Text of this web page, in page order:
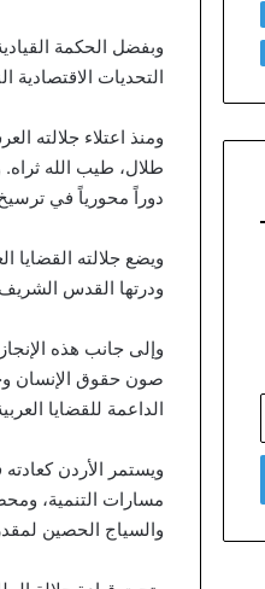
وبفضل الحكمة
التحديات الاقتصادية
طلال، طيب الله ثراه.
دوراً محورياً في ترسيخ
ويضع جلالته القضايا
ودرتها القدس
وإلى جانب هذه
صون حقوق الإنسان
الداعمة للقضايا
ويستمر الأردن
مسارات التنمية،
والسياج الحصين